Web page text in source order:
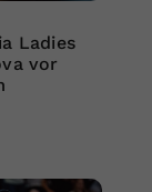
Ladies
vor